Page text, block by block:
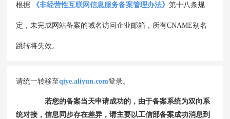
根据 《非经营性互联网信息服务备案管理办法》第十八条规
定，未完成网站备案的域名访问企业邮箱，所有CNAME别名
跳转将失效。
请统一转移至qiye.aliyun.com登录。
若您的备案当天申请成功的，由于备案系统为双向系
统对接，信息同步存在差异，请主要以工信部备案成功消息到